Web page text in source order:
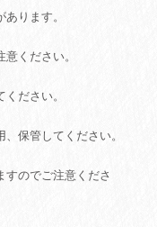
ります。
ください。
ださい。
保管してください。
のでご注意くださ